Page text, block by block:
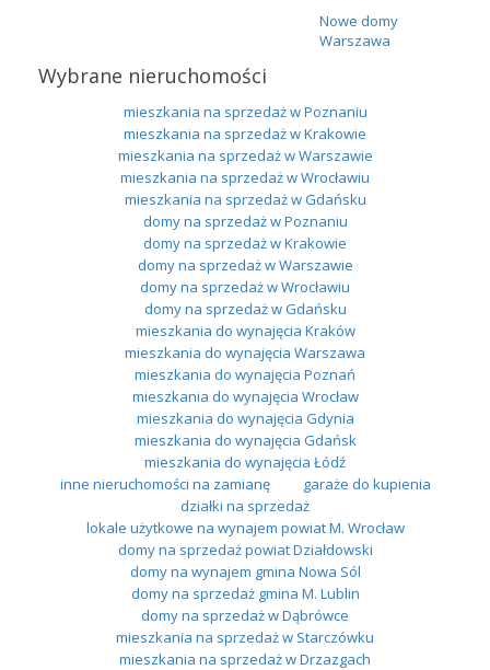
Nowe domy
Warszawa
Wybrane nieruchomości
mieszkania na sprzedaż w Poznaniu
mieszkania na sprzedaż w Krakowie
mieszkania na sprzedaż w Warszawie
mieszkania na sprzedaż w Wrocławiu
mieszkania na sprzedaż w Gdańsku
domy na sprzedaż w Poznaniu
domy na sprzedaż w Krakowie
domy na sprzedaż w Warszawie
domy na sprzedaż w Wrocławiu
domy na sprzedaż w Gdańsku
mieszkania do wynajęcia Kraków
mieszkania do wynajęcia Warszawa
mieszkania do wynajęcia Poznań
mieszkania do wynajęcia Wrocław
mieszkania do wynajęcia Gdynia
mieszkania do wynajęcia Gdańsk
mieszkania do wynajęcia Łódź
inne nieruchomości na zamianę
garaże do kupienia
działki na sprzedaż
lokale użytkowe na wynajem powiat M. Wrocław
domy na sprzedaż powiat Działdowski
domy na wynajem gmina Nowa Sól
domy na sprzedaż gmina M. Lublin
domy na sprzedaż w Dąbrówce
mieszkania na sprzedaż w Starczówku
mieszkania na sprzedaż w Drzazgach